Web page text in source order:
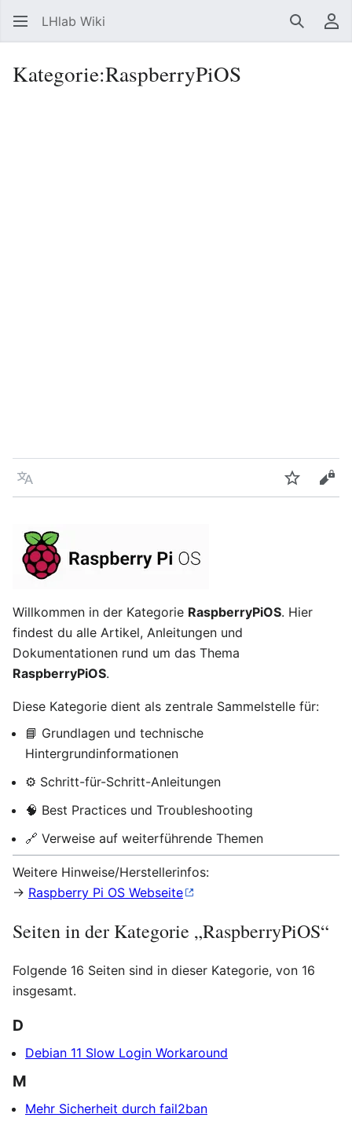
LHlab Wiki Suchen
Kategorie:RaspberryPiOS
Sprache
Willkommen in der Kategorie RaspberryPiOS. Hier
findest du alle Artikel, Anleitungen und
Dokumentationen rund um das Thema
RaspberryPiOS.
Diese Kategorie dient als zentrale Sammelstelle für:
📘 Grundlagen und technische
Hintergrundinformationen
⚙️ Schritt-für-Schritt-Anleitungen
🧠 Best Practices und Troubleshooting
🔗 Verweise auf weiterführende Themen
Weitere Hinweise/Herstellerinfos:
→ Raspberry Pi OS Webseite
Seiten in der Kategorie „RaspberryPiOS“
Folgende 16 Seiten sind in dieser Kategorie, von 16
insgesamt.
D
Debian 11 Slow Login Workaround
M
Mehr Sicherheit durch fail2ban